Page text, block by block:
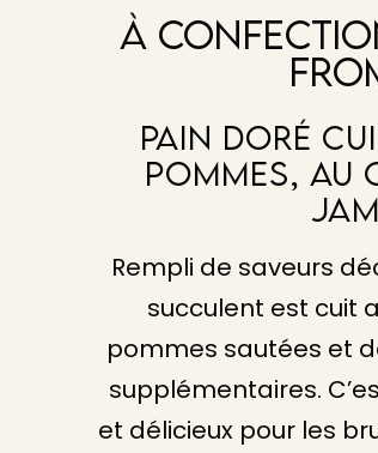
À
Pain Doré
Pommes, Au
Rempli de saveurs
succulent est cuit
pommes sautées et
supplémentaires.
et délicieux pour les